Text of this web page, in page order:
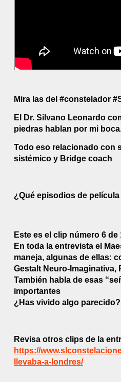
Mira las del #constelador
El Dr. Silvano Leonardo
piedras hablan por mi
Todo eso relacionado con
sistémico y Bridge coach
¿Qué episodios de
Este es el clip número 6
En toda la entrevista el
maneja, algunas de ellas:
Gestalt Neuro-Imaginativa,
También habla de esas
importantes
¿Has vivido algo parecido?
Revisa otros clips de la
https://
llevaba-a-londres/